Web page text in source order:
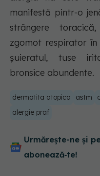
manifestă pintr-o
strângere
zgomot respirator
șuieratul, tuse
bronsice abundente.
dermatita atopica astm
alergie praf
Urmărește-ne și
abonează‑te!